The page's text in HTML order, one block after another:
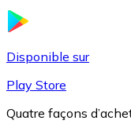
Disponible sur
Play Store
Quatre façons